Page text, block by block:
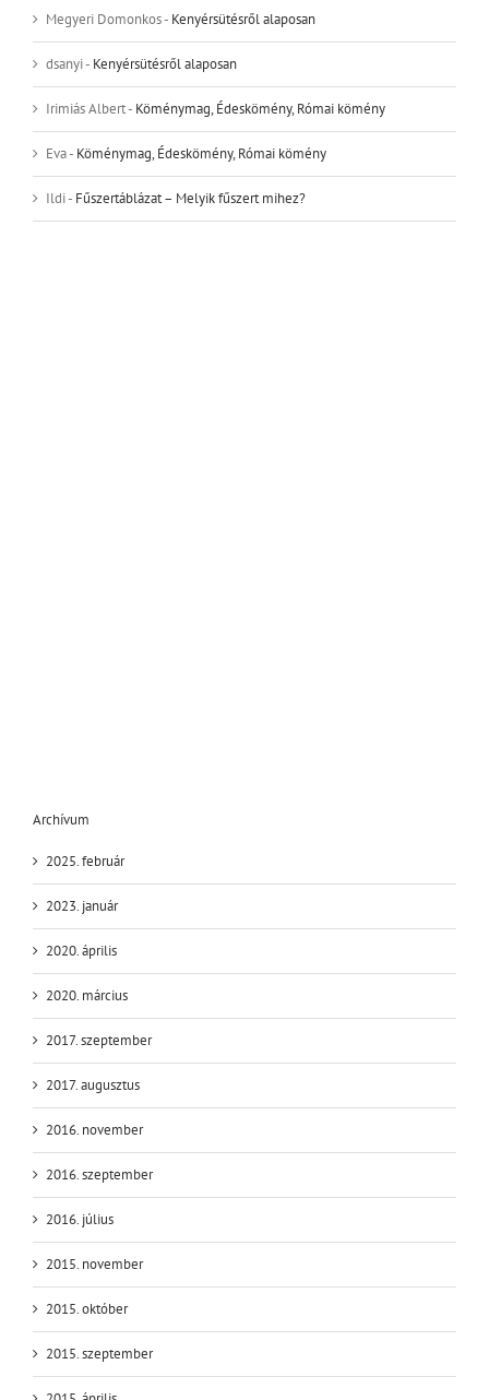
Megyeri Domonkos- Kenyérsütésről alaposan
dsanyi- Kenyérsütésről alaposan
Irimiás Albert- Köménymag, Édeskömény, Római kömény
Eva- Köménymag, Édeskömény, Római kömény
Ildi- Fűszertáblázat – Melyik fűszert mihez?
Archívum
2025. február
2023. január
2020. április
2020. március
2017. szeptember
2017. augusztus
2016. november
2016. szeptember
2016. július
2015. november
2015. október
2015. szeptember